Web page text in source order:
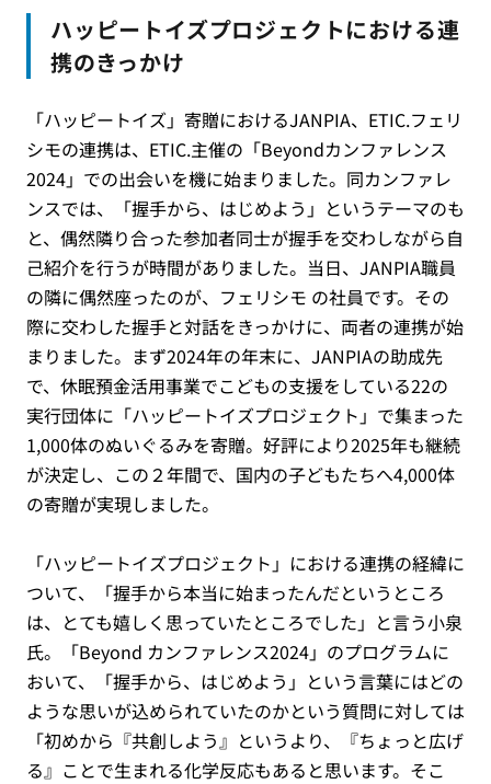
ハッピートイズプロジェクトにおける連
携のきっかけ
「ハッピートイズ」寄贈におけるJANPIA、ETIC.フェリ
シモの連携は、ETIC.主催の「Beyondカンファレンス
2024」での出会いを機に始まりました。同カンファレ
ンスでは、「握手から、はじめよう」というテーマのも
と、偶然隣り合った参加者同士が握手を交わしながら自
己紹介を行うが時間がありました。当日、JANPIA職員
の隣に偶然座ったのが、フェリシモ の社員です。その
際に交わした握手と対話をきっかけに、両者の連携が始
まりました。まず2024年の年末に、JANPIAの助成先
で、休眠預金活用事業でこどもの支援をしている22の
実行団体に「ハッピートイズプロジェクト」で集まった
1,000体のぬいぐるみを寄贈。好評により2025年も継続
が決定し、この２年間で、国内の子どもたちへ4,000体
の寄贈が実現しました。
「ハッピートイズプロジェクト」における連携の経緯に
ついて、「握手から本当に始まったんだというところ
は、とても嬉しく思っていたところでした」と言う小泉
氏。「Beyond カンファレンス2024」のプログラムに
おいて、「握手から、はじめよう」という言葉にはどの
ような思いが込められていたのかという質問に対しては
「初めから『共創しよう』というより、『ちょっと広げ
る』ことで生まれる化学反応もあると思います。そこ